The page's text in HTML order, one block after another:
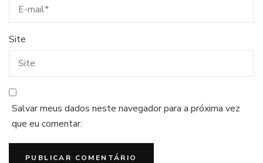
Site
Salvar meus dados neste navegador para a próxima vez
que eu comentar.